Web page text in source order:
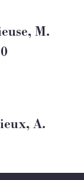
Grand Est
M.
A.